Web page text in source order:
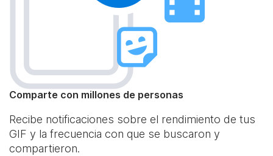
Comparte con millones de personas
Recibe notificaciones sobre el rendimiento de tus
GIF y la frecuencia con que se buscaron y
compartieron.